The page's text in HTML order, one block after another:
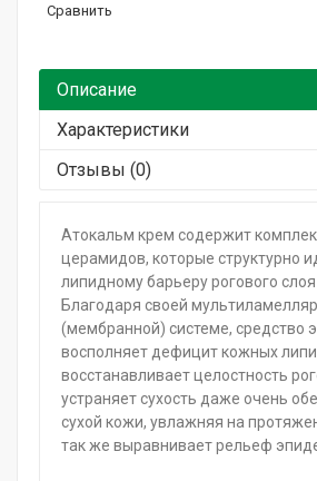
Горящие сроки / Поврежденная
Сравнить
Описание
Характеристики
Отзывы (0)
Атокальм крем содержит
церамидов, которые структурно
липидному барьеру рогового слоя
Благодаря своей
(мембранной) системе, средство
восполняет дефицит кожных
восстанавливает целостность
устраняет сухость даже очень
сухой кожи, увлажняя на
так же выравнивает рельеф